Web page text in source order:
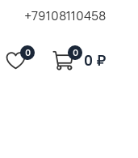
+79108110458
0 0 0 ₽